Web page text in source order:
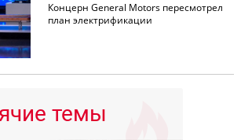
Концерн General Motors пересмотрел
план электрификации
темы